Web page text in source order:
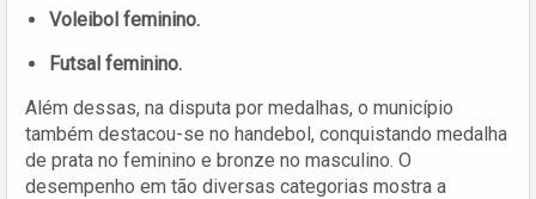
Voleibol feminino.
Futsal feminino.
Além dessas, na disputa por medalhas, o município
também destacou-se no handebol, conquistando medalha
de prata no feminino e bronze no masculino. O
desempenho em tão diversas categorias mostra a